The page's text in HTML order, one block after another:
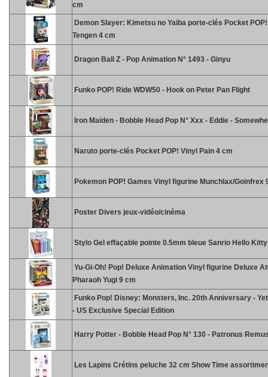
cm
Demon Slayer: Kimetsu no Yaiba porte-clés Pocket
Tengen 4 cm
Dragon Ball Z - Pop Animation N° 1493 - Ginyu
Funko POP! Ride WDW50 - Hook on Peter Pan Flight
Iron Maiden - Bobble Head Pop N° Xxx - Eddie -
Naruto porte-clés Pocket POP! Vinyl Pain 4 cm
Pokemon POP! Games Vinyl figurine Munchlax/Goinfrex
Poster Divers jeux-vidéo/cinéma
Stylo Gel effaçable pointe 0.5mm bleue Sanrio Hello
Yu-Gi-Oh! Pop! Deluxe Animation Vinyl figurine Deluxe
Pharaoh Yugi 9 cm
Funko Pop! Disney: Monsters, Inc. 20th Anniversary -
- US Exclusive Special Edition
Harry Potter - Bobble Head Pop N° 130 - Patronus
Les Lapins Crétins peluche 32 cm Show Time